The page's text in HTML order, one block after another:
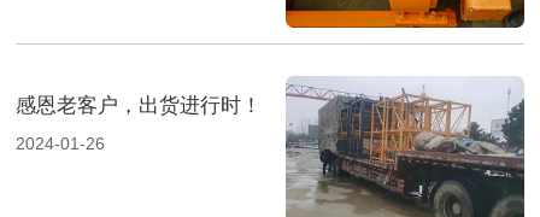
感恩老客户，出货进行时！
2024-01-26